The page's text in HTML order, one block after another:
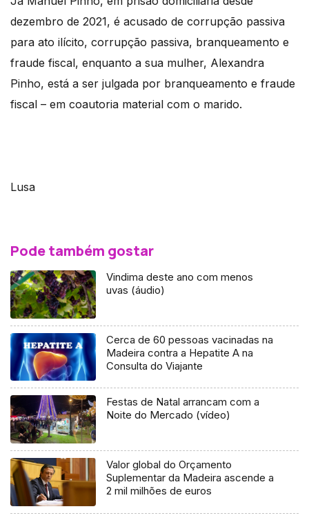
dezembro de 2021, é acusado de corrupção passiva
para ato ilícito, corrupção passiva, branqueamento e
fraude fiscal, enquanto a sua mulher, Alexandra
Pinho, está a ser julgada por branqueamento e fraude
fiscal – em coautoria material com o marido.
Lusa
Pode também gostar
Vindima deste ano com menos
uvas (áudio)
Cerca de 60 pessoas vacinadas na
Madeira contra a Hepatite A na
Consulta do Viajante
Festas de Natal arrancam com a
Noite do Mercado (vídeo)
Valor global do Orçamento
Suplementar da Madeira ascende a
2 mil milhões de euros